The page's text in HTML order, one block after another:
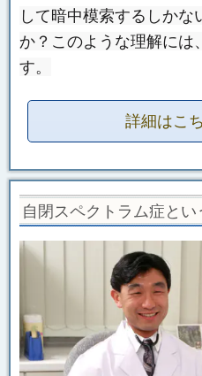
して暗中模索するしか
か？このような理解には
す。
詳細はこ
自閉スペクトラム症と